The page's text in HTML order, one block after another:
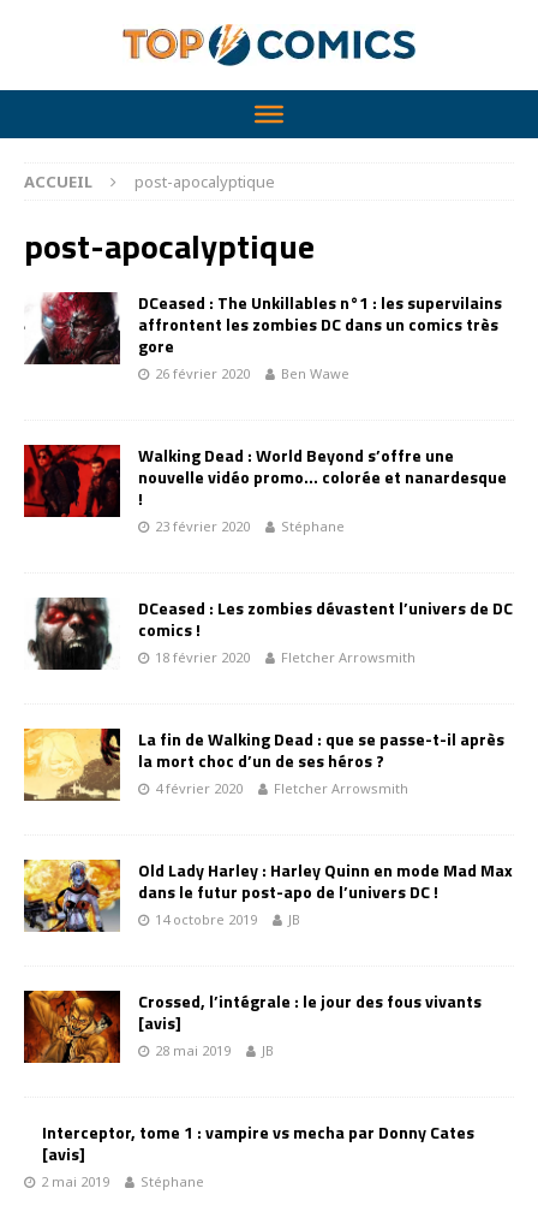
ACCUEIL post-apocalyptique
post-apocalyptique
DCeased : The Unkillables n°1 : les supervilains
affrontent les zombies DC dans un comics très
gore
26 février 2020 Ben Wawe
Walking Dead : World Beyond s’offre une
nouvelle vidéo promo… colorée et nanardesque
!
23 février 2020 Stéphane
DCeased : Les zombies dévastent l’univers de DC
comics !
18 février 2020 Fletcher Arrowsmith
La fin de Walking Dead : que se passe-t-il après
la mort choc d’un de ses héros ?
4 février 2020 Fletcher Arrowsmith
Old Lady Harley : Harley Quinn en mode Mad Max
dans le futur post-apo de l’univers DC !
14 octobre 2019 JB
Crossed, l’intégrale : le jour des fous vivants
[avis]
28 mai 2019 JB
Interceptor, tome 1 : vampire vs mecha par Donny Cates
[avis]
2 mai 2019 Stéphane